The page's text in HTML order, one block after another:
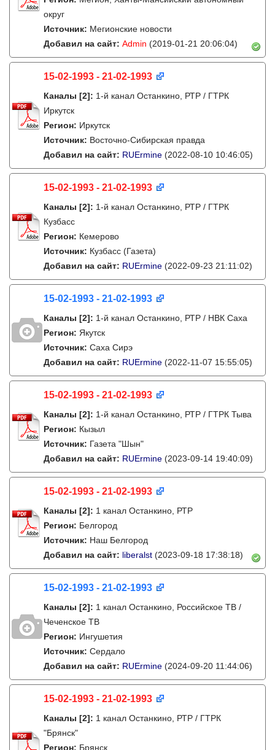
округ
Источник: Мегионские новости
Добавил на сайт: Admin (2019-01-21 20:06:04)
15-02-1993 - 21-02-1993
Каналы [2]: 1-й канал Останкино, РТР / ГТРК
Иркутск
Регион: Иркутск
Источник: Восточно-Сибирская правда
Добавил на сайт: RUErmine (2022-08-10 10:46:05)
15-02-1993 - 21-02-1993
Каналы [2]: 1-й канал Останкино, РТР / ГТРК
Кузбасс
Регион: Кемерово
Источник: Кузбасс (Газета)
Добавил на сайт: RUErmine (2022-09-23 21:11:02)
15-02-1993 - 21-02-1993
Каналы [2]: 1-й канал Останкино, РТР / НВК Саха
Регион: Якутск
Источник: Саха Сирэ
Добавил на сайт: RUErmine (2022-11-07 15:55:05)
15-02-1993 - 21-02-1993
Каналы [2]: 1-й канал Останкино, РТР / ГТРК Тыва
Регион: Кызыл
Источник: Газета "Шын"
Добавил на сайт: RUErmine (2023-09-14 19:40:09)
15-02-1993 - 21-02-1993
Каналы [2]: 1 канал Останкино, РТР
Регион: Белгород
Источник: Наш Белгород
Добавил на сайт: liberalst (2023-09-18 17:38:18)
15-02-1993 - 21-02-1993
Каналы [2]: 1 канал Останкино, Российское ТВ /
Чеченское ТВ
Регион: Ингушетия
Источник: Сердало
Добавил на сайт: RUErmine (2024-09-20 11:44:06)
15-02-1993 - 21-02-1993
Каналы [2]: 1 канал Останкино, РТР / ГТРК
"Брянск"
Регион: Брянск